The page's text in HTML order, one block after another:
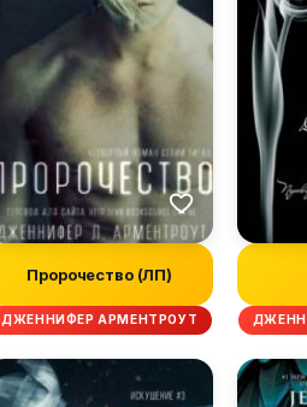
Пророчество (ЛП)
ДЖЕННИФЕР АРМЕНТРОУТ